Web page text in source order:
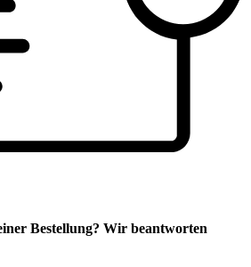
Bestellung? Wir beantworten